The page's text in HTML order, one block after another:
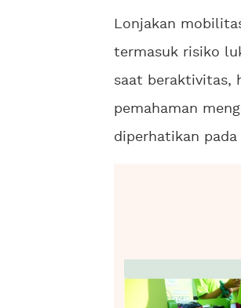
Lonjakan
termasuk risiko
saat beraktivitas,
pemahaman
diperhatikan